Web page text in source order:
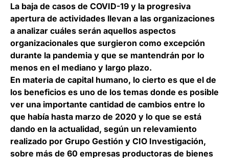
La baja de casos de COVID-19 y la progresiva
apertura de actividades llevan a las organizaciones
a analizar cuáles serán aquellos aspectos
organizacionales que surgieron como excepción
durante la pandemia y que se mantendrán por lo
menos en el mediano y largo plazo.
En materia de capital humano, lo cierto es que el de
los beneficios es uno de los temas donde es posible
ver una importante cantidad de cambios entre lo
que había hasta marzo de 2020 y lo que se está
dando en la actualidad, según un relevamiento
realizado por Grupo Gestión y CIO Investigación,
sobre más de 60 empresas productoras de bienes